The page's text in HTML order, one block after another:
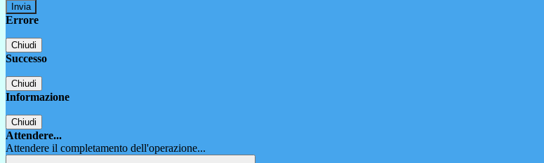
Errore
Chiudi
Successo
Chiudi
Informazione
Chiudi
Attendere...
Attendere il completamento dell'operazione...